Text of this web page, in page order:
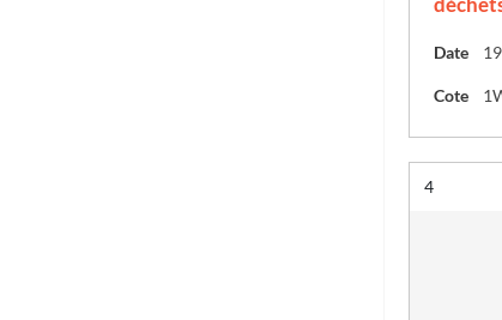
Date
Cote
Résultat n°
4